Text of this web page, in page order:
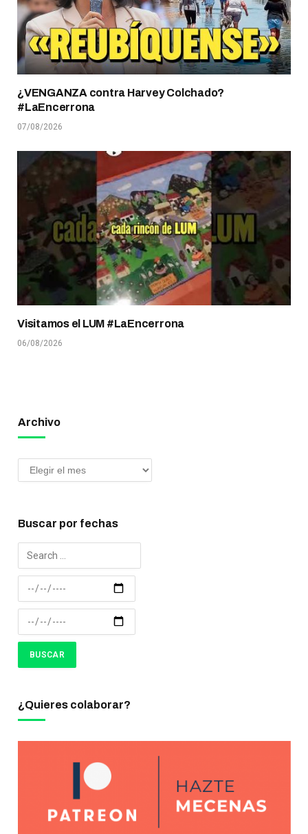
¿VENGANZA contra Harvey Colchado?
#LaEncerrona
07/08/2026
Visitamos el LUM #LaEncerrona
06/08/2026
Archivo
Buscar por fechas
¿Quieres colaborar?